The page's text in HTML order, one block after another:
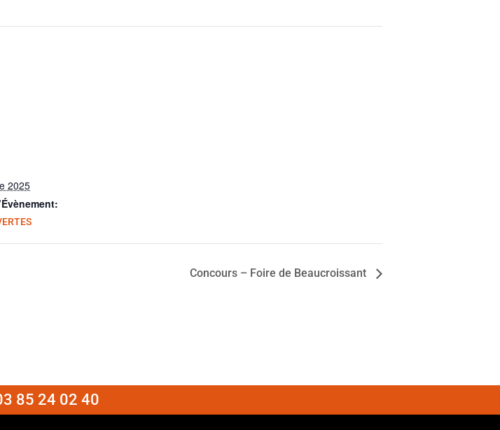
2025
Concours – Foire de Beaucroissant
85 24 02 40